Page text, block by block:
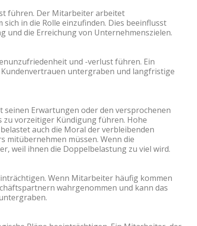
führen. Der Mitarbeiter arbeitet
in die Rolle einzufinden. Dies beeinflusst
und die Erreichung von Unternehmenszielen.
und -verlust führen. Ein
untergraben und langfristige
Erwartungen oder den versprochenen
zu vorzeitiger Kündigung führen. Hohe
auch die Moral der verbleibenden
mitübernehmen müssen. Wenn die
weil ihnen die Doppelbelastung zu viel wird.
Wenn Mitarbeiter häufig kommen
wahrgenommen und kann das